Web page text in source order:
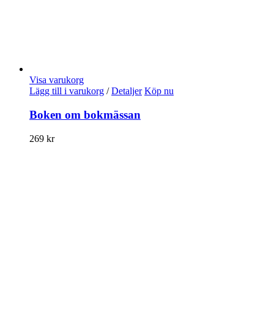
Visa varukorg
Lägg till i varukorg / Detaljer Köp nu
Boken om bokmässan
269 kr